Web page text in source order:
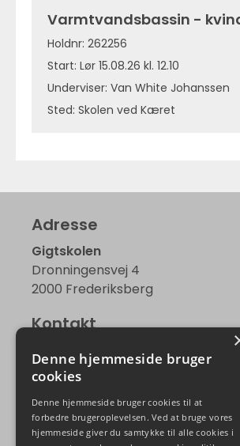
Varmtvandsbassin -
Holdnr: 262256
Start: Lør 15.08.26 kl. 12.10
Underviser: Van White Johanssen
Sted: Skolen ved Kæret
Adresse
Gigtskolen
Dronningensvej 4
2000 Frederiksberg
Kontakt
kontor@gigtskolen.dk
Tlf. 49 76 31 00
Telefontid
Kontakt os mandag, tirsdag,
Denne hjemmeside bruger
cookies
Denne hjemmeside bruger cookies til at
forbedre brugeroplevelsen. Ved at bruge vores
hjemmeside giver du samtykke til alle cookies i